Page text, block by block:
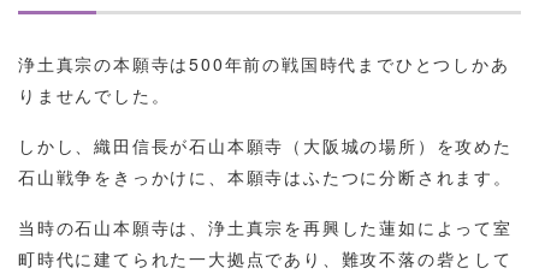
浄土真宗の本願寺は500年前の戦国時代までひとつしかあ
りませんでした。
しかし、織田信長が石山本願寺（大阪城の場所）を攻めた
石山戦争をきっかけに、本願寺はふたつに分断されます。
当時の石山本願寺は、浄土真宗を再興した蓮如によって室
町時代に建てられた一大拠点であり、難攻不落の砦として